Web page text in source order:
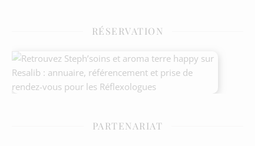
RÉSERVATION
PARTENARIAT